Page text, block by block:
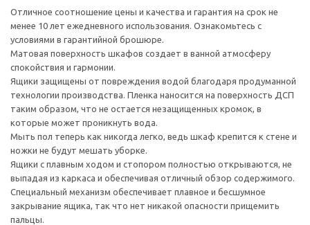
Отличное соотношение цены и качества и гарантия на срок не
менее 10 лет ежедневного использования. Ознакомьтесь с
условиями в гарантийной брошюре.
Матовая поверхность шкафов создает в ванной атмосферу
спокойствия и гармонии.
Ящики защищены от повреждения водой благодаря продуманной
технологии производства. Пленка наносится на поверхность ДСП
таким образом, что не остается незащищенных кромок, в
которые может проникнуть вода.
Мыть пол теперь как никогда легко, ведь шкаф крепится к стене и
ножки не будут мешать уборке.
Ящики с плавным ходом и стопором полностью открываются, не
выпадая из каркаса и обеспечивая отличный обзор содержимого.
Специальный механизм обеспечивает плавное и бесшумное
закрывание ящика, так что нет никакой опасности прищемить
пальцы.